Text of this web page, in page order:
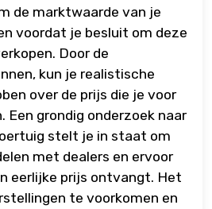
de marktwaarde van je
voordat je besluit om deze
Door de
kun je realistische
over de prijs die je voor
Een grondig onderzoek naar
stelt je in staat om
met dealers en ervoor
eerlijke prijs ontvangt. Het
te voorkomen en